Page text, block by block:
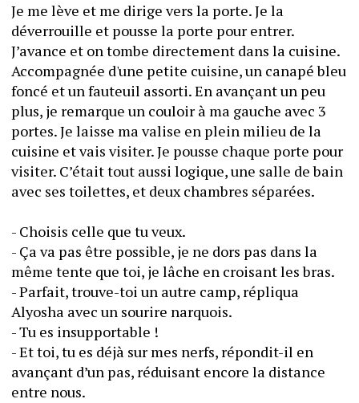
Je me lève et me dirige vers la porte. Je la
déverrouille et pousse la porte pour entrer.
J’avance et on tombe directement dans la cuisine.
Accompagnée d'une petite cuisine, un canapé bleu
foncé et un fauteuil assorti. En avançant un peu
plus, je remarque un couloir à ma gauche avec 3
portes. Je laisse ma valise en plein milieu de la
cuisine et vais visiter. Je pousse chaque porte pour
visiter. C’était tout aussi logique, une salle de bain
avec ses toilettes, et deux chambres séparées.
- Choisis celle que tu veux.
- Ça va pas être possible, je ne dors pas dans la
même tente que toi, je lâche en croisant les bras.
- Parfait, trouve-toi un autre camp, répliqua
Alyosha avec un sourire narquois.
- Tu es insupportable !
- Et toi, tu es déjà sur mes nerfs, répondit-il en
avançant d’un pas, réduisant encore la distance
entre nous.